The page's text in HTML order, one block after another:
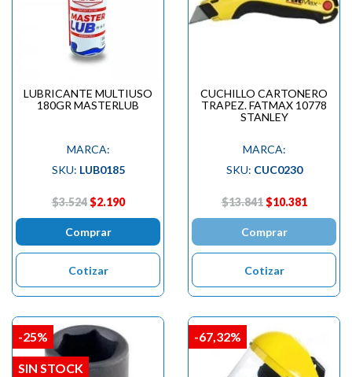
LUBRICANTE MULTIUSO
180GR MASTERLUB
MARCA:
SKU: LUB0185
$3.524 $2.190
Comprar
Cotizar
CUCHILLO CARTONERO
TRAPEZ. FATMAX 10778
STANLEY
MARCA:
SKU: CUC0230
$13.841 $10.381
Comprar
Cotizar
-25%
SIN STOCK
-67,32%